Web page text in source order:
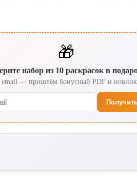
🎁
набор из 10 раскрасок в
email — пришлём бонусный PDF и